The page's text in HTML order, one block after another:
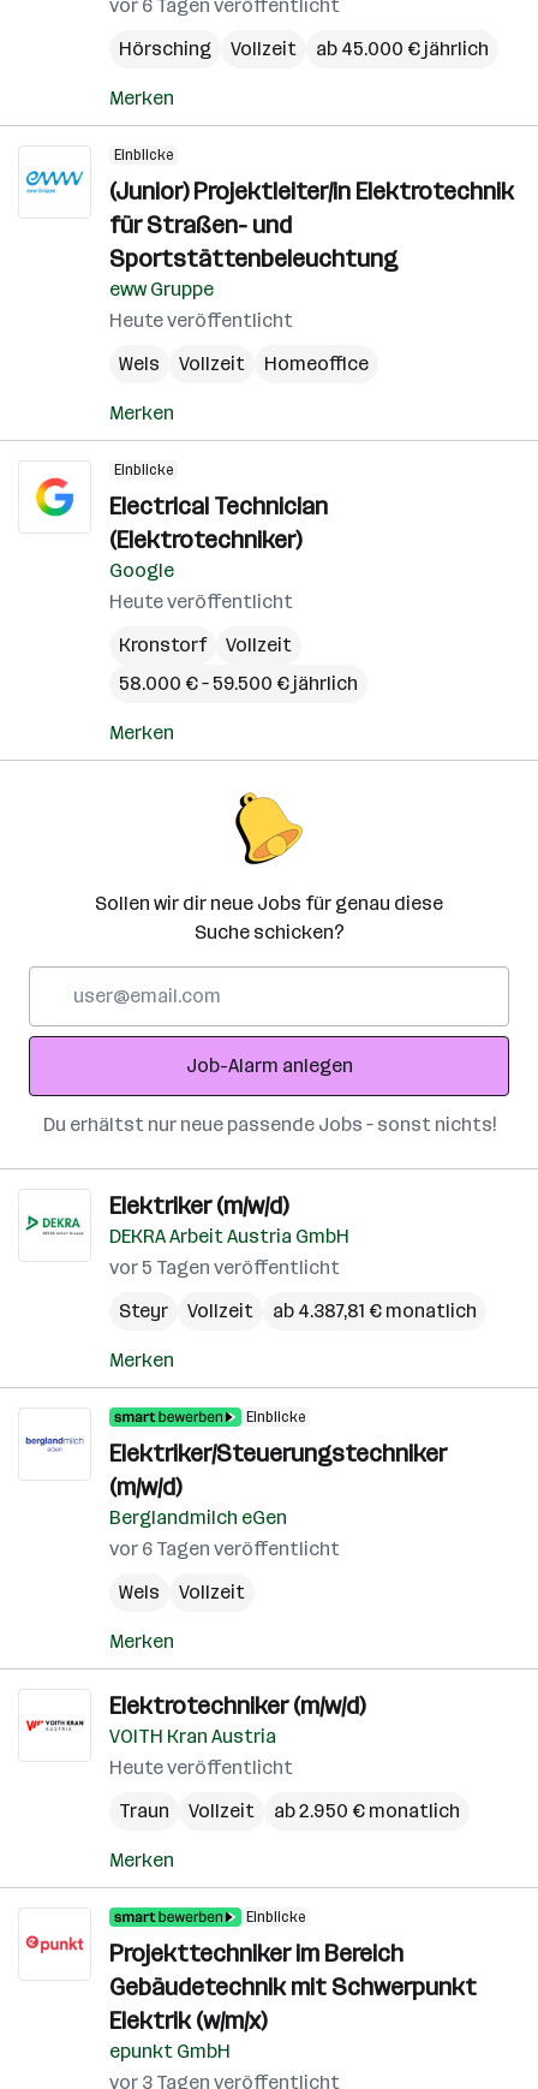
vor 6 Tagen veröffentlicht
Hörsching
Vollzeit ab 45.000 € jährlich
Merken
Einblicke
(Junior) Projektleiter/in Elektrotechnik
für Straßen- und
Sportstättenbeleuchtung
eww Gruppe
Heute veröffentlicht
Wels
Vollzeit Homeoffice
Merken
Einblicke
Electrical Technician
(Elektrotechniker)
Google
Heute veröffentlicht
Kronstorf
Vollzeit
58.000 € – 59.500 € jährlich
Merken
Sollen wir dir neue Jobs für genau diese
Suche schicken?
Adresse
Job-Alarm anlegen
Du erhältst nur neue passende Jobs – sonst nichts!
Elektriker (m/w/d)
DEKRA Arbeit Austria GmbH
vor 5 Tagen veröffentlicht
Steyr
Vollzeit ab 4.387,81 € monatlich
Merken
Einblicke
Elektriker/Steuerungstechniker
(m/w/d)
Berglandmilch eGen
vor 6 Tagen veröffentlicht
Wels
Vollzeit
Merken
Elektrotechniker (m/w/d)
VOITH Kran Austria
Heute veröffentlicht
Traun
Vollzeit ab 2.950 € monatlich
Merken
Einblicke
Projekttechniker im Bereich
Gebäudetechnik mit Schwerpunkt
Elektrik (w/m/x)
epunkt GmbH
vor 3 Tagen veröffentlicht